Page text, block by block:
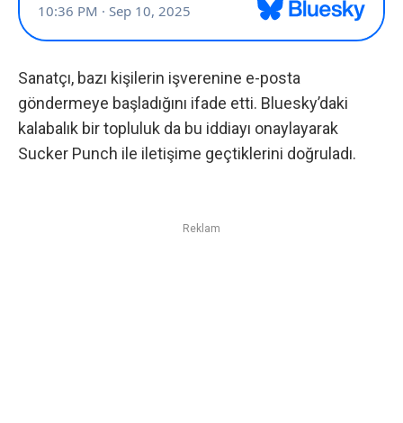
Sanatçı, bazı kişilerin işverenine e-posta
göndermeye başladığını ifade etti. Bluesky’daki
kalabalık bir topluluk da bu iddiayı onaylayarak
Sucker Punch ile iletişime geçtiklerini doğruladı.
Reklam